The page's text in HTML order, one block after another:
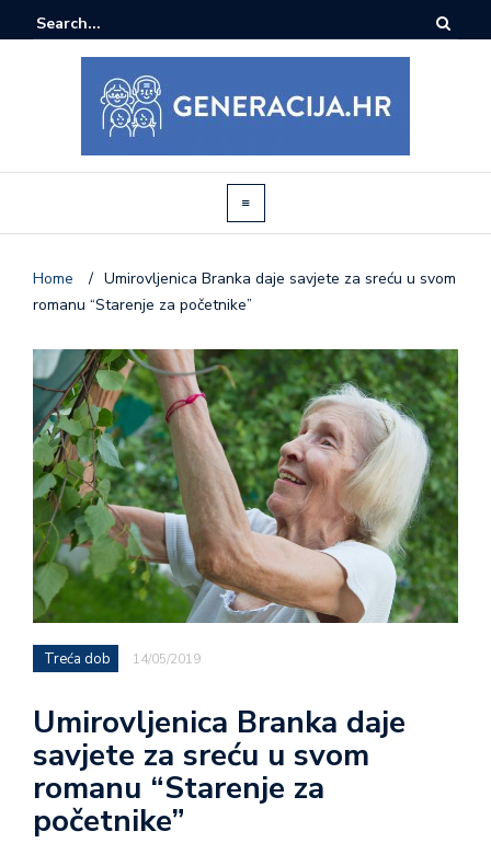
Home / Umirovljenica Branka daje savjete za sreću u svom
romanu “Starenje za početnike”
Treća dob 14/05/2019
Umirovljenica Branka daje
savjete za sreću u svom
romanu “Starenje za
početnike”